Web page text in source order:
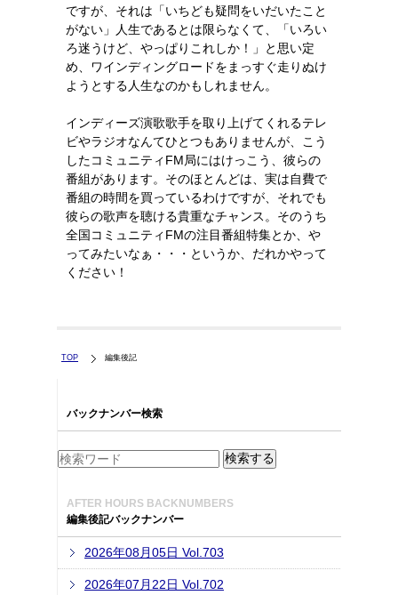
ですが、それは「いちども疑問をいだいたこと
がない」人生であるとは限らなくて、「いろい
ろ迷うけど、やっぱりこれしか！」と思い定
め、ワインディングロードをまっすぐ走りぬけ
ようとする人生なのかもしれません。
インディーズ演歌歌手を取り上げてくれるテレ
ビやラジオなんてひとつもありませんが、こう
したコミュニティFM局にはけっこう、彼らの
番組があります。そのほとんどは、実は自費で
番組の時間を買っているわけですが、それでも
彼らの歌声を聴ける貴重なチャンス。そのうち
全国コミュニティFMの注目番組特集とか、や
ってみたいなぁ・・・というか、だれかやって
ください！
TOP 編集後記
バックナンバー検索
AFTER HOURS BACKNUMBERS
編集後記バックナンバー
2026年08月05日 Vol.703
2026年07月22日 Vol.702